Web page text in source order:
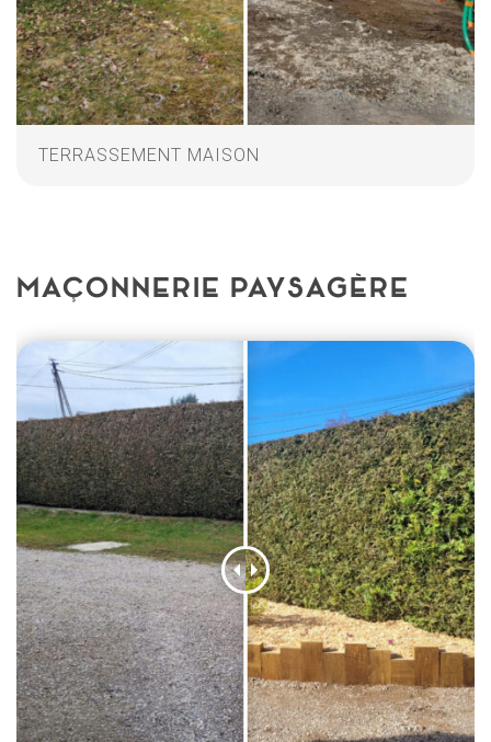
TERRASSEMENT MAISON
MAÇONNERIE PAYSAGÈRE